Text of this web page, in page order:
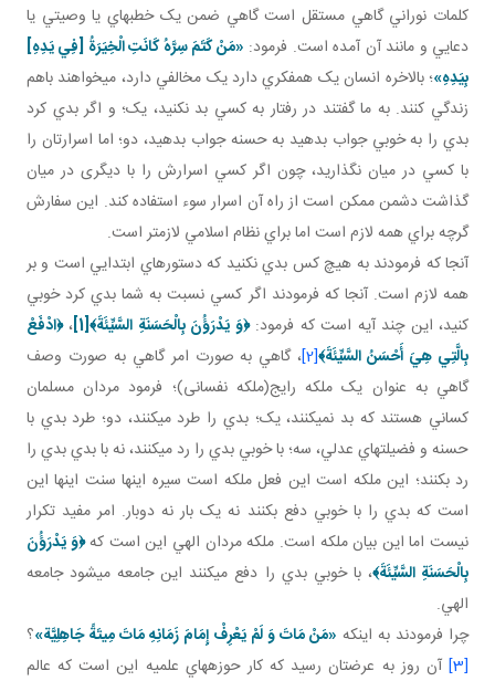
کلمات نوراني گاهي مستقل است گاهي ضمن يک خطبه اي يا وصيتي يا
دعايي و مانند آن آمده است. فرمود: «مَنْ كَتَمَ سِرَّهُ كَانَتِ الْخِيَرَةُ [فِي يَدِهِ‏]
بِيَدِهِ‏»؛ بالاخره انسان يک همفکري دارد يک مخالفي دارد، مي خواهند باهم
زندگي کنند. به ما گفتند در رفتار به کسي بد نکنيد، يک؛ و اگر بدي کرد
بدي را به خوبي جواب بدهيد به حسنه جواب بدهيد، دو؛ اما اسرارتان را
با کسي در ميان نگذاريد، چون اگر کسي اسرارش را با ديگری در ميان
گذاشت دشمن ممکن است از راه آن اسرار سوء استفاده کند. اين سفارش
گرچه براي همه لازم است اما براي نظام اسلامي لازم تر است.
آنجا که فرمودند به هيچ کس بدي نکنيد که دستورهاي ابتدايي است و بر
همه لازم است. آنجا که فرمودند اگر کسي نسبت به شما بدي کرد خوبي
کنيد، اين چند آيه است که فرمود:﴿وَ يَدْرَؤُنَ بِالْحَسَنَةِ السَّيِّئَةَ﴾[1] ،﴿ادْفَعْ
بِالَّتِي هِيَ أَحْسَنُ السَّيِّئَةَ﴾[2] ، گاهي به صورت امر گاهي به صورت وصف
گاهي به عنوان يک ملکه رايج(ملکه نفسانی)؛ فرمود مردان مسلمان
کساني هستند که بد نمي کنند، يک؛ بدي را طرد مي کنند، دو؛ طرد بدي با
حسنه و فضيلت هاي عدلي، سه؛ با خوبي بدي را رد مي کنند، نه با بدي بدي را
رد بکنند؛ اين ملکه است اين فعل ملکه است سيره اينها سنت اينها اين
است که بدي را با خوبي دفع بکنند نه يک بار نه دوبار. امر مفيد تکرار
نيست اما اين بيان ملکه است. ملکه مردان الهي اين است که﴿وَ يَدْرَؤُنَ
بِالْحَسَنَةِ السَّيِّئَةَ﴾، با خوبي بدي را دفع مي کنند اين جامعه مي شود جامعه
الهي.
چرا فرمودند به اينکه «مَنْ مَاتَ وَ لَمْ يَعْرِفْ إِمَامَ زَمَانِهِ مَاتَ مِيتَةً جَاهِلِيَّة»؟
[3]
آن روز به عرضتان رسيد که کار حوزه هاي علميه اين است که عالم